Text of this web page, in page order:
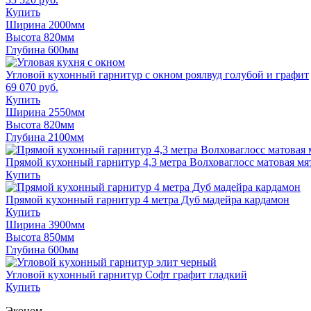
Купить
Ширина 2000мм
Высота 820мм
Глубина 600мм
Угловой кухонный гарнитур с окном роялвуд голубой и графит
69 070 руб.
Купить
Ширина 2550мм
Высота 820мм
Глубина 2100мм
Прямой кухонный гарнитур 4,3 метра Волховаглосс матовая
Купить
Прямой кухонный гарнитур 4 метра Дуб мадейра кардамон
Купить
Ширина 3900мм
Высота 850мм
Глубина 600мм
Угловой кухонный гарнитур Софт графит гладкий
Купить